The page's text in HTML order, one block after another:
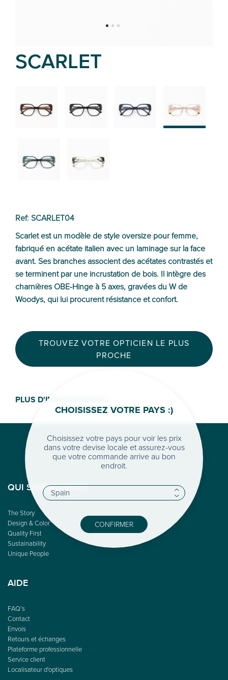
SCARLET
Ref: SCARLET04
Scarlet est un modèle de style oversize pour femme,
fabriqué en acétate italien avec un laminage sur la face
avant. Ses branches associent des acétates contrastés et
se terminent par une incrustation de bois. Il intègre des
charnières OBE-Hinge à 5 axes, gravées du W de
Woodys, qui lui procurent résistance et confort.
TROUVEZ VOTRE OPTICIEN LE PLUS
PROCHE
PLUS D'INFORMATIONS >
QUI SOMME-NOUS
The Story
Design & Color
Quality First
Sustainability
Unique People
AIDE
FAQ’s
Contact
Envois
Retours et échanges
Plateforme professionnelle
Service client
Localisateur d'optiques
CHOISISSEZ VOTRE PAYS :)
Choisissez votre pays pour voir les prix
dans votre devise locale et assurez-vous
que votre commande arrive au bon
endroit.
CONFIRMER